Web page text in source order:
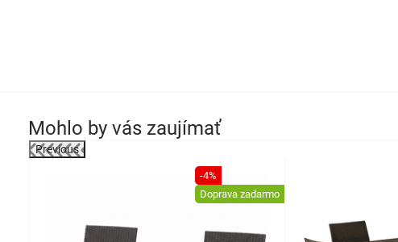
Mohlo by vás zaujímať
Previous
-4%
Doprava zadarmo